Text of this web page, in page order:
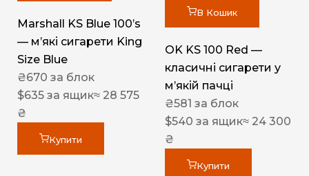
Marshall KS Blue 100’s
— м’які сигарети King
Size Blue
₴670 за блок
$635 за ящик≈ 28 575
₴
Купити
В Кошик
OK KS 100 Red —
класичні сигарети у
м’якій пачці
₴581 за блок
$540 за ящик≈ 24 300
₴
Купити